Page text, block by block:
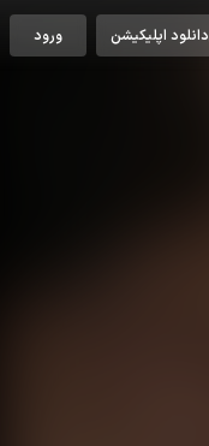
دانلود اپلیکیشن ورود